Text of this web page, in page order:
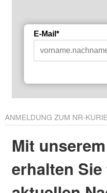
E-Mail*
ANMELDUNG ZUM NR-
Mit
erhalten